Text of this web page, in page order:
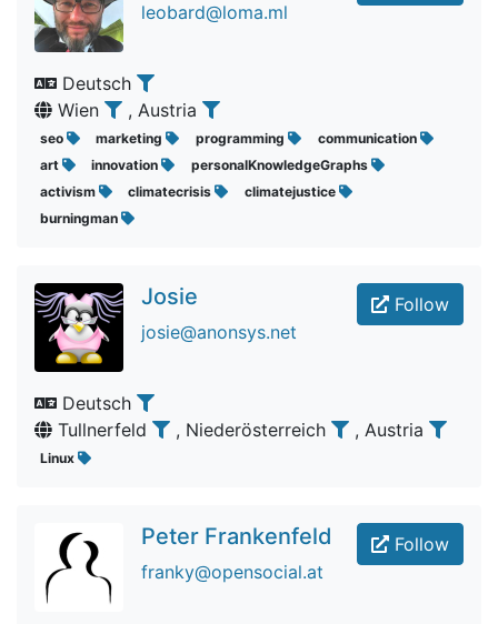
leobard@loma.ml
Deutsch
Wien
, Austria
seo marketing programming
communication
art
innovation
personalKnowledgeGraphs
activism
climatecrisis
climatejustice
burningman
Follow
Josie
josie@anonsys.net
Deutsch
Tullnerfeld
, Niederösterreich , Austria
Linux
Follow
Peter Frankenfeld
franky@opensocial.at